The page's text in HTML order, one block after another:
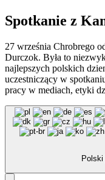
Spotkanie z
27 września Chrobrego
Durczok. Była to
najlepszych polskich
uczestniczący w
pracy w mediach, etyki
Polski